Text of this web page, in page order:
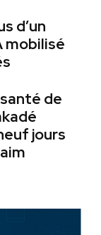
d’un
mobilisé
de
jours